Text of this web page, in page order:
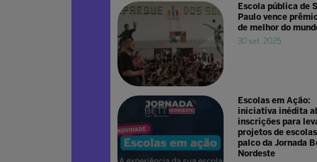
Escola pública de
Paulo vence
de melhor do
30 set. 2025
Escolas em Ação:
iniciativa inédita
inscrições para
projetos de
palco da Jornada
Nordeste